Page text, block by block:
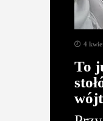
4
To